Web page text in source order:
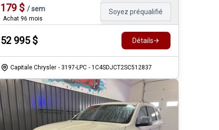
179$ / sem
Achat 96 mois
Soyez préqualifié
52 995$ Détails
Capitale Chrysler - 3197-LPC - 1C4SDJCT2SC512837